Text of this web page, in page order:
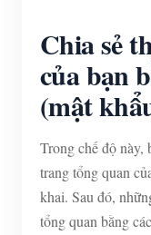
Chia sẻ
của bạn
(mật
Trong chế độ này,
trang tổng quan
khai. Sau đó,
tổng quan bằng